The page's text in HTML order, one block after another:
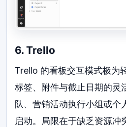
6. Trello
Trello 的看板交互模式极为
标签、附件与截止日期的灵
队、营销活动执行小组或个
启动。局限在于缺乏资源冲